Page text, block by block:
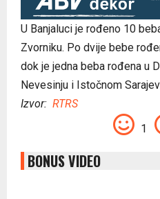
U Banjaluci je rođeno 10
Zvorniku. Po dvije bebe
dok je jedna beba rođena u
Nevesinju i Istočnom
Izvor: RTRS
1
BONUS VIDEO